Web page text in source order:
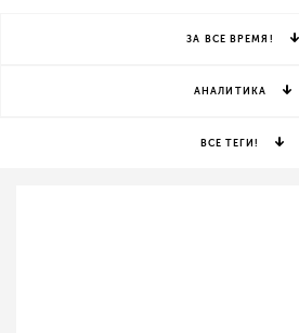
ЗА ВСЕ ВРЕМЯ!
АНАЛИТИКА
ВСЕ ТЕГИ!